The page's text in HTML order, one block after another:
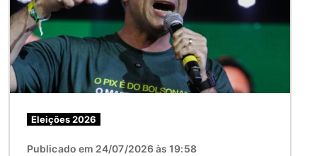
Eleições 2026
Publicado em 24/07/2026 às 19:58